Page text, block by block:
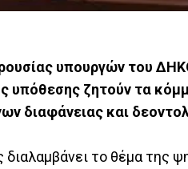
υπουργών του
υπόθεσης ζητούν τα
διαφάνειας και
διαλαμβάνει το θέμα της